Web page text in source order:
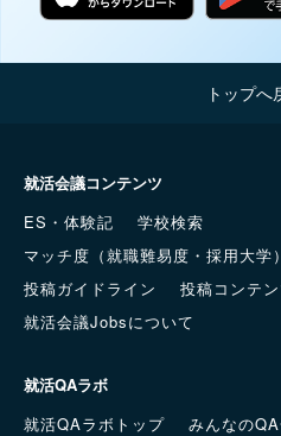
トップ
就活会議コンテンツ
ES・体験記
学校検索
マッチ度（就職難易度・採用大学）
投稿ガイドライン
投稿コンテ
就活会議Jobsについて
就活QAラボ
就活QAラボトップ
みんなの